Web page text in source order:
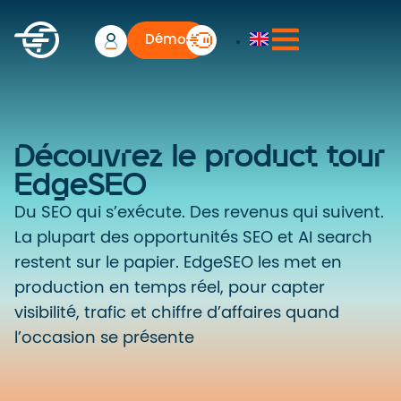
Démo
Découvrez le product tour
EdgeSEO
Du SEO qui s’exécute. Des revenus qui suivent.
La plupart des opportunités SEO et AI search
restent sur le papier. EdgeSEO les met en
production en temps réel, pour capter
visibilité, trafic et chiffre d’affaires quand
l’occasion se présente